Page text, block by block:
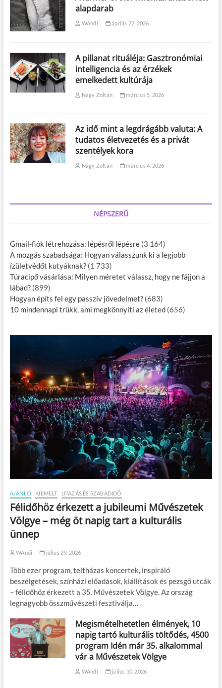
alapdarab
WAndi április 22, 2026
A pillanat rituáléja: Gasztronómiai
intelligencia és az érzékek
emelkedett kultúrája
Nagy Zoltán március 5, 2026
Az idő mint a legdrágább valuta: A
tudatos életvezetés és a privát
szentélyek kora
Nagy Zoltán március 4, 2026
NÉPSZERŰ
Gmail-fiók létrehozása: lépésről lépésre (3 164)
A mozgás szabadsága: Hogyan válasszunk ki a legjobb
ízületvédőt kutyáknak? (1 733)
Túracipő vásárlása: Milyen méretet válassz, hogy ne fájjon a
lábad? (899)
Hogyan építs fel egy passzív jövedelmet? (683)
10 mindennapi trükk, ami megkönnyíti az életed (656)
AJÁNLÓ KIEMELT UTAZÁS ÉS SZABADIDŐ
Félidőhöz érkezett a jubileumi Művészetek
Völgye – még öt napig tart a kulturális
ünnep
WAndi július 29, 2026
Több ezer program, teltházas koncertek, inspiráló
beszélgetések, színházi előadások, kiállítások és pezsgő utcák
– félidőhöz érkezett a 35. Művészetek Völgye. Az ország
legnagyobb összművészeti fesztiválja…
Megismételhetetlen élmények, 10
napig tartó kulturális töltődés, 4500
program Idén már 35. alkalommal
vár a Művészetek Völgye
WAndi július 10, 2026